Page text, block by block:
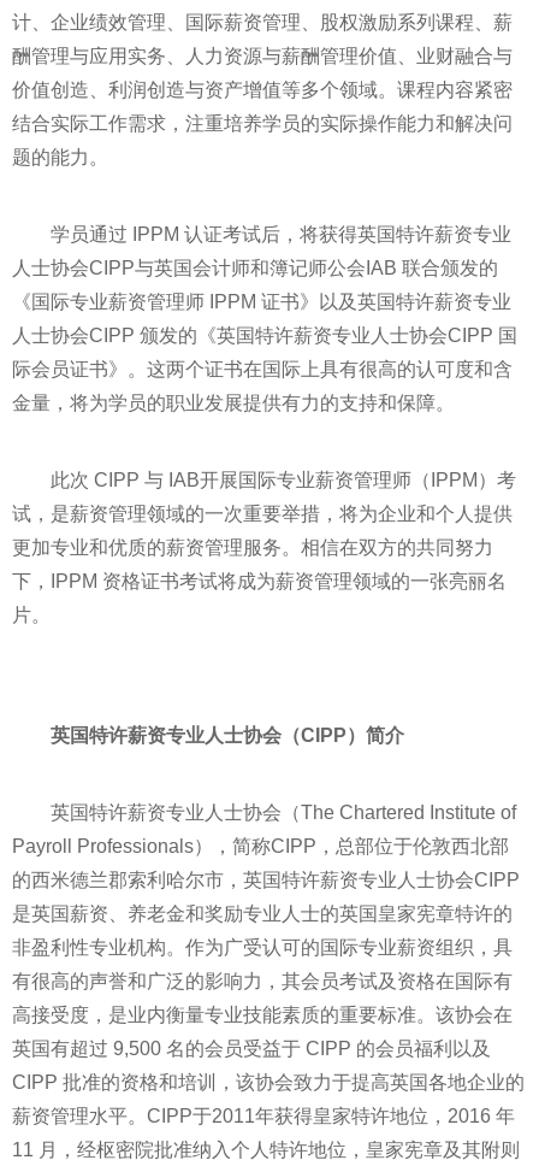
计、企业绩效管理、国际薪资管理、股权激励系列课程、薪
酬管理与应用实务、人力资源与薪酬管理价值、业财融合与
价值创造、利润创造与资产增值等多个领域。课程内容紧密
结合实际工作需求，注重培养学员的实际操作能力和解决问
题的能力。
学员通过 IPPM 认证考试后，将获得英国特许薪资专业
人士协会CIPP与英国会计师和簿记师公会IAB 联合颁发的
《国际专业薪资管理师 IPPM 证书》以及英国特许薪资专业
人士协会CIPP 颁发的《英国特许薪资专业人士协会CIPP 国
际会员证书》。这两个证书在国际上具有很高的认可度和含
金量，将为学员的职业发展提供有力的支持和保障。
此次 CIPP 与 IAB开展国际专业薪资管理师（IPPM）考
试，是薪资管理领域的一次重要举措，将为企业和个人提供
更加专业和优质的薪资管理服务。相信在双方的共同努力
下，IPPM 资格证书考试将成为薪资管理领域的一张亮丽名
片。
英国特许薪资专业人士协会（CIPP）简介
英国特许薪资专业人士协会（The Chartered Institute of
Payroll Professionals），简称CIPP，总部位于伦敦西北部
的西米德兰郡索利哈尔市，英国特许薪资专业人士协会CIPP
是英国薪资、养老金和奖励专业人士的英国皇家宪章特许的
非盈利性专业机构。作为广受认可的国际专业薪资组织，具
有很高的声誉和广泛的影响力，其会员考试及资格在国际有
高接受度，是业内衡量专业技能素质的重要标准。该协会在
英国有超过 9,500 名的会员受益于 CIPP 的会员福利以及
CIPP 批准的资格和培训，该协会致力于提高英国各地企业的
薪资管理水平。CIPP于2011年获得皇家特许地位，2016 年
11 月，经枢密院批准纳入个人特许地位，皇家宪章及其附则